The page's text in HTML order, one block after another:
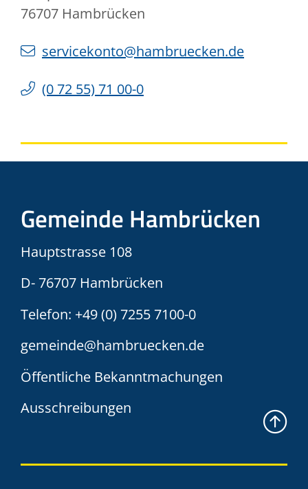
76707 Hambrücken
servicekonto@hambruecken.de
(072 55) 71 00-0
Gemeinde Hambrücken
Hauptstrasse 108
D- 76707 Hambrücken
Telefon: +49 (0) 7255 7100-0
gemeinde@hambruecken.de
Öffentliche Bekanntmachungen
Ausschreibungen